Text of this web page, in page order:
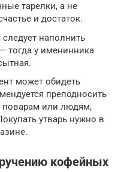
тарелки, а не
и достаток.
наполнить
тогда у именинника
может обидеть
преподносить
поварам или людям,
утварь нужно в
кофейных